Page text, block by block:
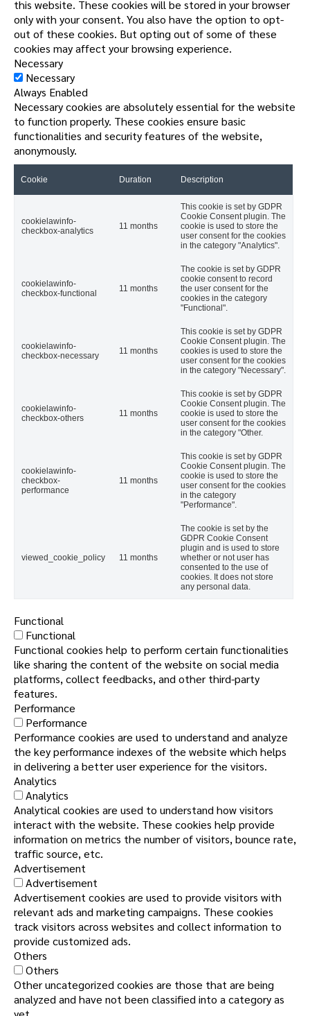
this website. These cookies will be stored in your browser
only with your consent. You also have the option to opt-
out of these cookies. But opting out of some of these
cookies may affect your browsing experience.
Necessary
Necessary
Always Enabled
Necessary cookies are absolutely essential for the website
to function properly. These cookies ensure basic
functionalities and security features of the website,
anonymously.
Cookie Duration Description
cookielawinfo-
checkbox-analytics
11 months
This cookie is set by GDPR
Cookie Consent plugin. The
cookie is used to store the
user consent for the cookies
in the category "Analytics".
cookielawinfo-
checkbox-functional
11 months
The cookie is set by GDPR
cookie consent to record
the user consent for the
cookies in the category
"Functional".
cookielawinfo-
checkbox-necessary
11 months
This cookie is set by GDPR
Cookie Consent plugin. The
cookies is used to store the
user consent for the cookies
in the category "Necessary".
cookielawinfo-
checkbox-others
11 months
This cookie is set by GDPR
Cookie Consent plugin. The
cookie is used to store the
user consent for the cookies
in the category "Other.
cookielawinfo-
checkbox-
performance
11 months
This cookie is set by GDPR
Cookie Consent plugin. The
cookie is used to store the
user consent for the cookies
in the category
"Performance".
viewed_cookie_policy 11 months
The cookie is set by the
GDPR Cookie Consent
plugin and is used to store
whether or not user has
consented to the use of
cookies. It does not store
any personal data.
Functional
Functional
Functional cookies help to perform certain functionalities
like sharing the content of the website on social media
platforms, collect feedbacks, and other third-party
features.
Performance
Performance
Performance cookies are used to understand and analyze
the key performance indexes of the website which helps
in delivering a better user experience for the visitors.
Analytics
Analytics
Analytical cookies are used to understand how visitors
interact with the website. These cookies help provide
information on metrics the number of visitors, bounce rate,
traffic source, etc.
Advertisement
Advertisement
Advertisement cookies are used to provide visitors with
relevant ads and marketing campaigns. These cookies
track visitors across websites and collect information to
provide customized ads.
Others
Others
Other uncategorized cookies are those that are being
analyzed and have not been classified into a category as